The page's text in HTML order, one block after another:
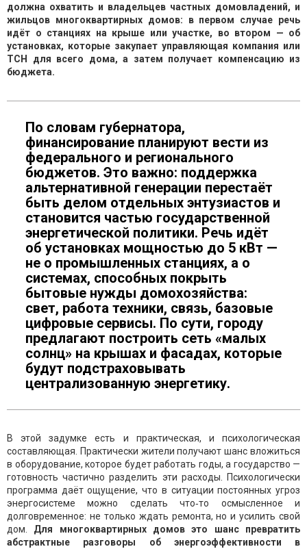
должна охватить и владельцев частных домовладений, и
жильцов многоквартирных домов: в первом случае речь
идёт о станциях на крыше или участке, во втором — об
установках, которые закупает управляющая компания или
ТСН для всего дома, а затем получает компенсацию из
бюджета.
По словам губернатора,
финансирование планируют вести из
федерального и регионального
бюджетов. Это важно: поддержка
альтернативной генерации перестаёт
быть делом отдельных энтузиастов и
становится частью государственной
энергетической политики. Речь идёт
об установках мощностью до 5 кВт —
не о промышленных станциях, а о
системах, способных покрыть
бытовые нужды домохозяйства:
свет, работа техники, связь, базовые
цифровые сервисы. По сути, городу
предлагают построить сеть «малых
солнц» на крышах и фасадах, которые
будут подстраховывать
централизованную энергетику.
В этой задумке есть и практическая, и психологическая
составляющая. Практически жители получают шанс вложиться
в оборудование, которое будет работать годы, а государство —
готовность частично разделить эти расходы. Психологически
программа даёт ощущение, что в ситуации постоянных угроз
энергосистеме можно сделать что‑то осмысленное и
долговременное: не только ждать ремонта, но и усилить свой
дом.
Для многоквартирных домов это шанс превратить
абстрактные разговоры об энергоэффективности в